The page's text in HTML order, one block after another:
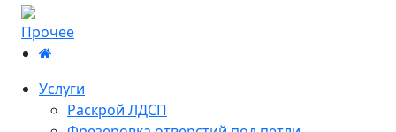
Прочее
Услуги
Раскрой ЛДСП